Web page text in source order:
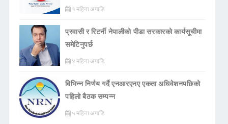
१ महिना अगाडि
प्रवासी र रिटर्नी नेपालीको पीडा सरकारको कार्यसूचीमा
समेटिनुपर्छ
४ महिना अगाडि
विभिन्न निर्णय गर्दै एनआरएनए एकता अधिवेशनपछिको
पहिलो बैठक सम्पन्न
५ महिना अगाडि